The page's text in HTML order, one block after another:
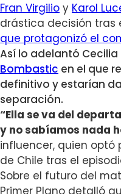
Fran Virgilio y Karol
drástica decisión tras
que protagonizó el
Así lo adelantó Cecilia
Bombastic en el que
definitivo y estarían
separación.
“Ella se va del
y no sabíamos nada
influencer, quien optó
de Chile tras el
Sobre el futuro del
Primer Plano detalló